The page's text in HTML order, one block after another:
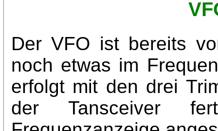
Der VFO ist bereits
noch etwas im
erfolgt mit den drei
der Tansceiver